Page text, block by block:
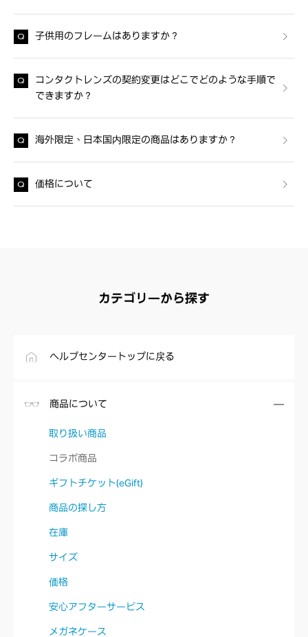
子供用のフレームはありますか？
コンタクトレンズの契約変更はどこでどのような手順で
できますか？
海外限定、日本国内限定の商品はありますか？
価格について
カテゴリーから探す
ヘルプセンタートップに戻る
商品について
取り扱い商品
コラボ商品
ギフトチケット(eGift)
商品の探し方
在庫
サイズ
価格
安心アフターサービス
メガネケース